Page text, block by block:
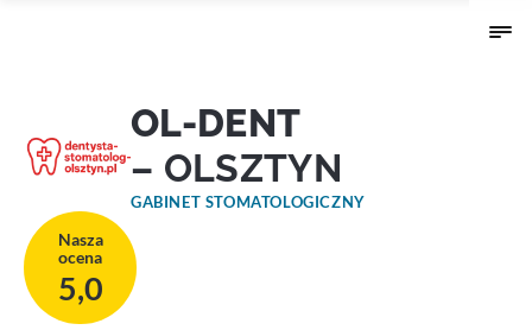
OL-DENT
– OLSZTYN
GABINET STOMATOLOGICZNY
Nasza
ocena
5,0